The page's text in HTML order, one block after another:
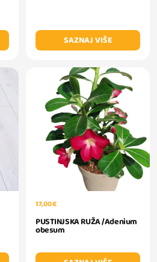
SAZNAJ VIŠE
17,00 €
PUSTINJSKA RUŽA /Adenium
obesum